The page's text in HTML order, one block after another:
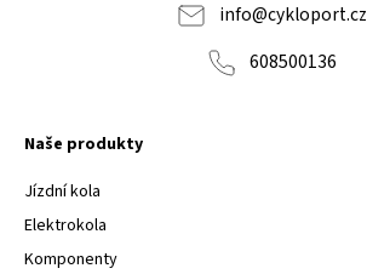
info@cykloport.cz
608500136
Naše produkty
Jízdní kola
Elektrokola
Komponenty